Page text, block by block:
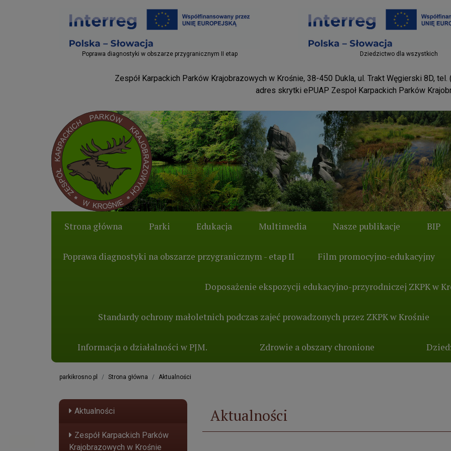
Projekty EU
Poprawa diagnostyki w obszarze przygranicznym II etap
Projekty EU
Dziedzictwo dla wszystkich
Zespół Karpackich Parków Krajobrazowych w Krośnie, 38-450 Dukla, ul. Trakt Węgierski 8D,
adres skrytki ePUAP Zespoł Karpackich Parków
Parki Krosno
Logo serwisu
Strona główna Parki Edukacja Multimedia Nasze publikacje BIP
Poprawa diagnostyki na obszarze przygranicznym - etap II Film promocyjno-edukacyjny
Doposażenie ekspozycji edukacyjno-przyrodniczej ZKPK w
Standardy ochrony małoletnich podczas zajeć prowadzonych przez ZKPK w Krośnie
Informacja o działalności w PJM. Zdrowie a obszary chronione
parkikrosno.pl Strona główna Aktualności
Aktualności
Zespół Karpackich Parków
Krajobrazowych w Krośnie
Aktualności